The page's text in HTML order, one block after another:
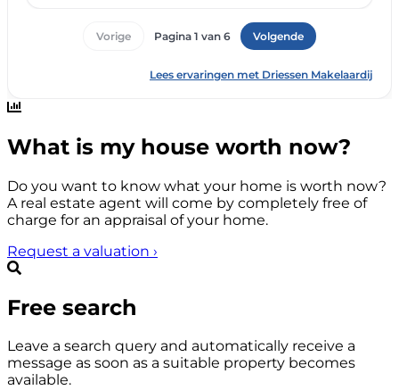
What is my house worth now?
Do you want to know what your home is worth now?
A real estate agent will come by completely free of
charge for an appraisal of your home.
Request a valuation ›
Free search
Leave a search query and automatically receive a
message as soon as a suitable property becomes
available.